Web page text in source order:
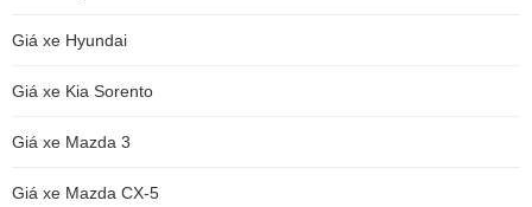
Giá xe Hyundai
Giá xe Kia Sorento
Giá xe Mazda 3
Giá xe Mazda CX-5